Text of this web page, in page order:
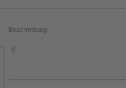
Beschreibung
()